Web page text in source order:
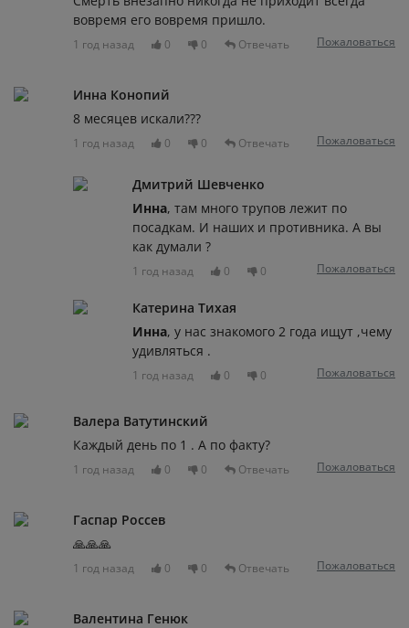
вовремя его вовремя пришло.
1 год назад 0 0 Отвечать Пожаловаться
Инна Конопий
8 месяцев искали???
1 год назад 0 0 Отвечать Пожаловаться
Дмитрий Шевченко
Инна, там много трупов лежит по
посадкам. И наших и противника. А вы
как думали ?
1 год назад 0 0 Пожаловаться
Катерина Тихая
Инна, у нас знакомого 2 года ищут ,чему
удивляться .
1 год назад 0 0 Пожаловаться
Валера Ватутинский
Каждый день по 1 . А по факту?
1 год назад 0 0 Отвечать Пожаловаться
Гаспар Россев
🙏🙏🙏
1 год назад 0 0 Отвечать Пожаловаться
Валентина Генюк